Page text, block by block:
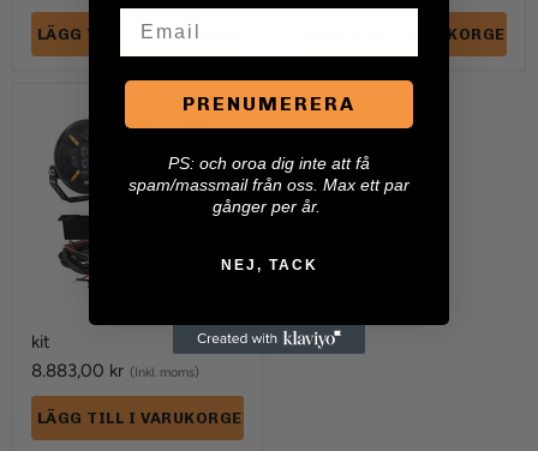
LÄGG TILL I VARUKORGEN LÄGG TILL I VARUKORGEN
kit
8.883,00 kr (Inkl. moms)
LÄGG TILL I VARUKORGEN
PRENUMERERA
PS: och oroa dig inte att få
spam/massmail från oss. Max ett par
gånger per år.
NEJ, TACK